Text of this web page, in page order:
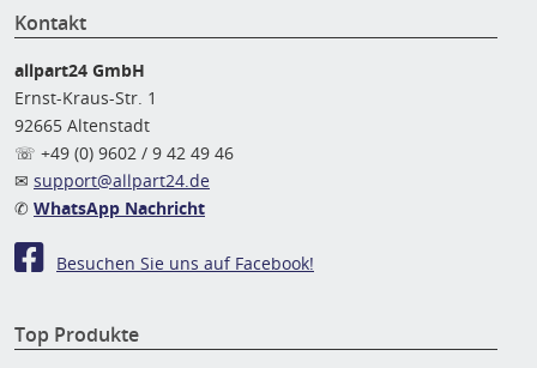
Kontakt
allpart24 GmbH
Ernst-Kraus-Str. 1
92665 Altenstadt
☏ +49 (0) 9602 / 9 42 49 46
✉ support@allpart24.de
✆ WhatsApp Nachricht
Besuchen Sie uns auf Facebook!
Top Produkte